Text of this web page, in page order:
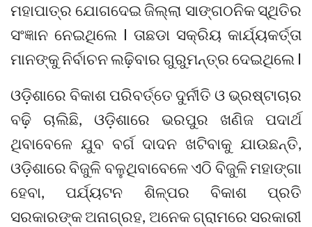
ମହାପାତ୍ର ଯୋଗଦେଇ ଜିଲ୍ଲା ସାଙ୍ଗଠନିକ ସ୍ଥିତିର
ସଂଜ୍ଞାନ ନେଇଥିଲେ l ତାଛଡା ସକ୍ରିୟ କାର୍ଯ୍ୟକର୍ତ୍ତା
ମାନଙ୍କୁ ନିର୍ବାଚନ ଲଢ଼ିବାର ଗୁରୁମନ୍ତ୍ର ଦେଇଥିଲେ l
ଓଡ଼ିଶାରେ ବିକାଶ ପରିବର୍ତ୍ତେ ଦୁର୍ନୀତି ଓ ଭ୍ରଷ୍ଟାଚାର
ବଢ଼ି ଚାଲିଛି, ଓଡ଼ିଶାରେ ଭରପୁର ଖଣିଜ ପଦାର୍ଥ
ଥିବାବେଳେ ଯୁବ ବର୍ଗ ଦାଦନ ଖଟିବାକୁ ଯାଉଛନ୍ତି,
ଓଡ଼ିଶାରେ ବିଜୁଳି ବଳୁଥିବାବେଳେ ଏଠି ବିଜୁଳି ମହାଙ୍ଗା
ହେବା, ପର୍ଯ୍ୟଟନ ଶିଳ୍ପର ବିକାଶ ପ୍ରତି
ସରକାରଙ୍କ ଅନାଗ୍ରହ, ଅନେକ ଗ୍ରାମରେ ସରକାରୀ